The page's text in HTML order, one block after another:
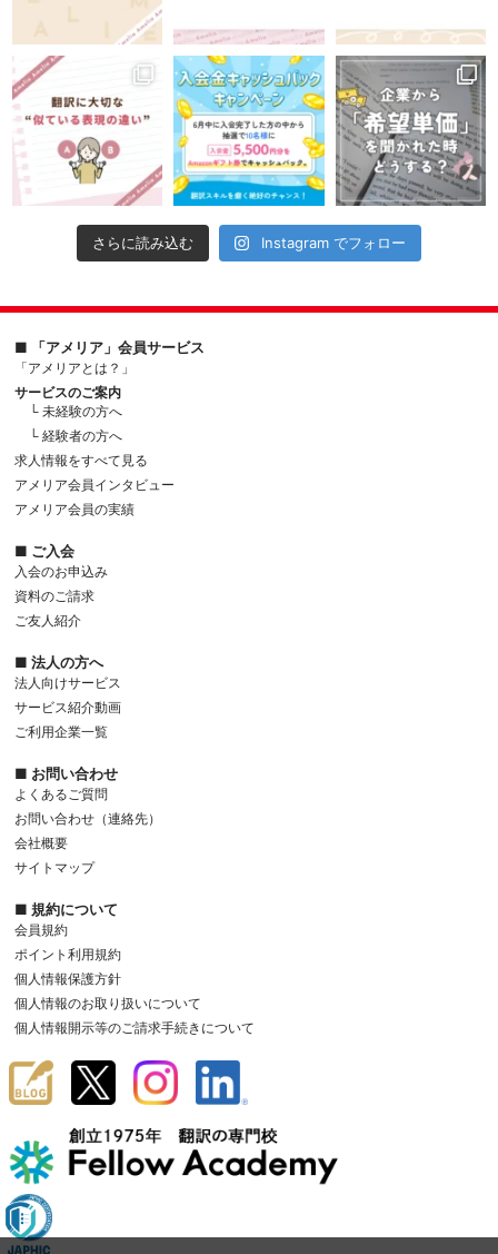
さらに読み込む Instagram でフォロー
■ 「アメリア」会員サービス
「アメリアとは？」
サービスのご案内
└ 未経験の方へ
└ 経験者の方へ
求人情報をすべて見る
アメリア会員インタビュー
アメリア会員の実績
■ ご入会
入会のお申込み
資料のご請求
ご友人紹介
■ 法人の方へ
法人向けサービス
サービス紹介動画
ご利用企業一覧
■ お問い合わせ
よくあるご質問
お問い合わせ（連絡先）
会社概要
サイトマップ
■ 規約について
会員規約
ポイント利用規約
個人情報保護方針
個人情報のお取り扱いについて
個人情報開示等のご請求手続きについて